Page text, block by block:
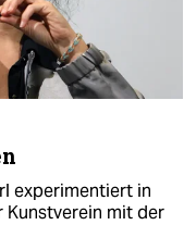
experimentiert in
Kunstverein mit der